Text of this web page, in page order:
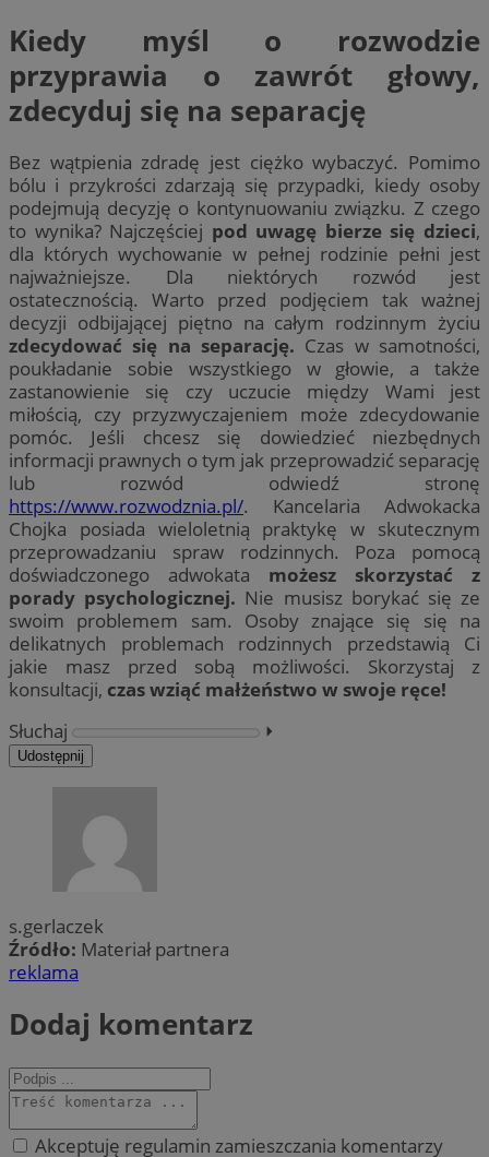
Kiedy myśl o rozwodzie
przyprawia o zawrót głowy,
zdecyduj się na separację
Bez wątpienia zdradę jest ciężko wybaczyć. Pomimo
bólu i przykrości zdarzają się przypadki, kiedy osoby
podejmują decyzję o kontynuowaniu związku. Z czego
to wynika? Najczęściej pod uwagę bierze się dzieci,
dla których wychowanie w pełnej rodzinie pełni jest
najważniejsze. Dla niektórych rozwód jest
ostatecznością. Warto przed podjęciem tak ważnej
decyzji odbijającej piętno na całym rodzinnym życiu
zdecydować się na separację. Czas w samotności,
poukładanie sobie wszystkiego w głowie, a także
zastanowienie się czy uczucie między Wami jest
miłością, czy przyzwyczajeniem może zdecydowanie
pomóc. Jeśli chcesz się dowiedzieć niezbędnych
informacji prawnych o tym jak przeprowadzić separację
lub rozwód odwiedź stronę
https://www.rozwodznia.pl/. Kancelaria Adwokacka
Chojka posiada wieloletnią praktykę w skutecznym
przeprowadzaniu spraw rodzinnych. Poza pomocą
doświadczonego adwokata możesz skorzystać z
porady psychologicznej. Nie musisz borykać się ze
swoim problemem sam. Osoby znające się się na
delikatnych problemach rodzinnych przedstawią Ci
jakie masz przed sobą możliwości. Skorzystaj z
konsultacji, czas wziąć małżeństwo w swoje ręce!
Słuchaj
⏵︎
Udostępnij
s.gerlaczek
Źródło: Materiał partnera
reklama
Dodaj komentarz
Akceptuję regulamin zamieszczania komentarzy